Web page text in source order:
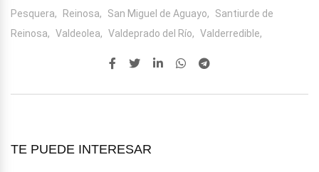
Pesquera,
Reinosa, San Miguel de Aguayo,
Santiurde de
Reinosa, Valdeolea, Valdeprado del Río, Valderredible,
TE PUEDE INTERESAR